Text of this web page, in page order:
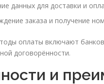
данных для доставки и
заказа и получение
оплаты включают
договорённости.
и